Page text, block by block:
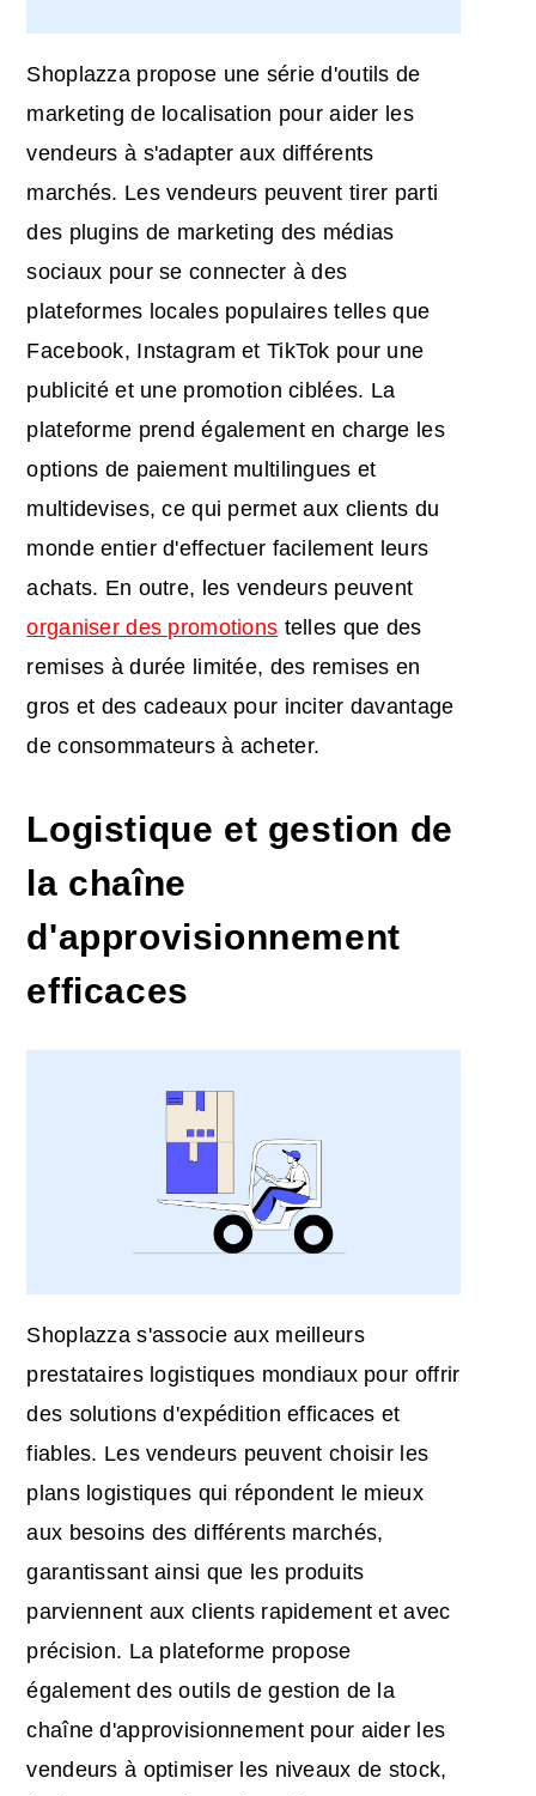
Shoplazza propose une série d'outils de
marketing de localisation pour aider les
vendeurs à s'adapter aux différents
marchés. Les vendeurs peuvent tirer parti
des plugins de marketing des médias
sociaux pour se connecter à des
plateformes locales populaires telles que
Facebook, Instagram et TikTok pour une
publicité et une promotion ciblées. La
plateforme prend également en charge les
options de paiement multilingues et
multidevises, ce qui permet aux clients du
monde entier d'effectuer facilement leurs
achats. En outre, les vendeurs peuvent
organiser des promotions telles que des
remises à durée limitée, des remises en
gros et des cadeaux pour inciter davantage
de consommateurs à acheter.
Logistique et gestion de
la chaîne
d'approvisionnement
efficaces
Shoplazza s'associe aux meilleurs
prestataires logistiques mondiaux pour offrir
des solutions d'expédition efficaces et
fiables. Les vendeurs peuvent choisir les
plans logistiques qui répondent le mieux
aux besoins des différents marchés,
garantissant ainsi que les produits
parviennent aux clients rapidement et avec
précision. La plateforme propose
également des outils de gestion de la
chaîne d'approvisionnement pour aider les
vendeurs à optimiser les niveaux de stock,